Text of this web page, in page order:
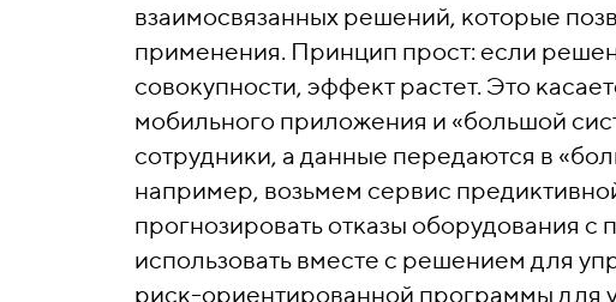
взаимосвязанных решений, которые
применения. Принцип прост: если
совокупности, эффект растет. Это
мобильного приложения и «большой
сотрудники, а данные передаются в
например, возьмем сервис
прогнозировать отказы оборудования
использовать вместе с решением для
риск-ориентированной программы для